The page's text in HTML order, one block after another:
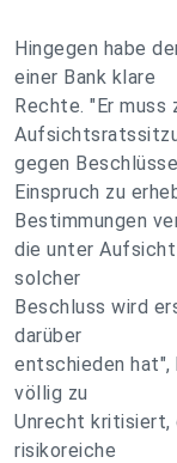
Hingegen habe
einer Bank klare
Rechte. "Er muss
gegen Beschlüsse
Einspruch zu
Bestimmungen
die unter
solcher
Beschluss wird
darüber
entschieden hat",
völlig zu
Unrecht kritisiert,
risikoreiche